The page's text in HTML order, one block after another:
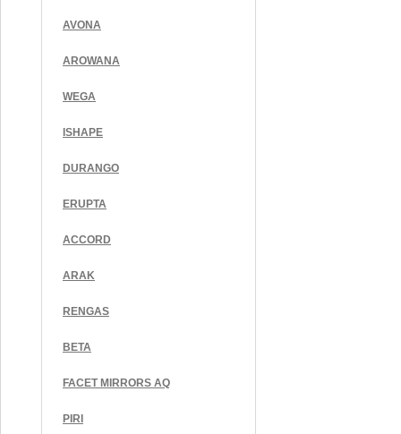
AVONA
AROWANA
WEGA
ISHAPE
DURANGO
ERUPTA
ACCORD
ARAK
RENGAS
BETA
FACET MIRRORS AQ
PIRI